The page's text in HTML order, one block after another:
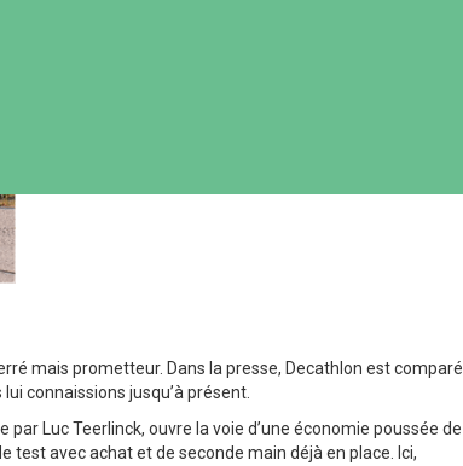
mais prometteur. Dans la presse, Decathlon est comparé
connaissions jusqu’à présent.
Luc Teerlinck, ouvre la voie d’une économie poussée de
test avec achat et de seconde main déjà en place. Ici,